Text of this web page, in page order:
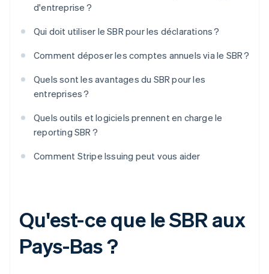
d'entreprise ?
Qui doit utiliser le SBR pour les déclarations ?
Comment déposer les comptes annuels via le SBR ?
Quels sont les avantages du SBR pour les
entreprises ?
Quels outils et logiciels prennent en charge le
reporting SBR ?
Comment Stripe Issuing peut vous aider
Qu'est-ce que le SBR aux
Pays-Bas ?